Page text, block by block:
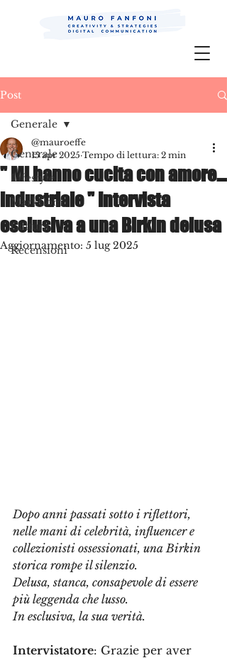
Mauro Fanfoni MarkCom; Editor;
Post
Generale
Lifestyle
MarkCom
Cultura
Recensioni
Generale
" Mi hanno cucita con amore…
industriale " Intervista
esclusiva a una Birkin delusa
@mauroeffe
15 apr 2025 Tempo di lettura: 2 min
Aggiornamento: 5 lug 2025
Dopo anni passati sotto i riflettori,
nelle mani di celebrità, influencer e
collezionisti ossessionati, una Birkin
storica rompe il silenzio.
Delusa, stanca, consapevole di essere
più leggenda che lusso.
In esclusiva, la sua verità.
Intervistatore: Grazie per aver